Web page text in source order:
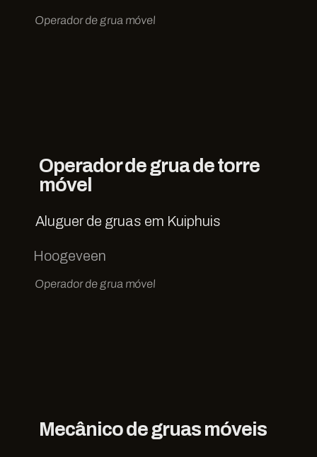
Operador de grua móvel
Operador de grua de torre
móvel
Aluguer de gruas em Kuiphuis
Hoogeveen
Operador de grua móvel
Mecânico de gruas móveis